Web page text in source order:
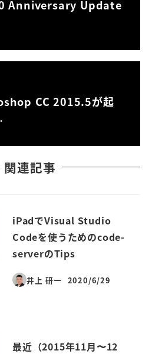
Anniversary Update
CC 2015.5が起
関連記事
iPadでVisual Studio
Codeを使うためのcode-
serverのTips
井上 研一
投稿日
2020/6/29
最近（2015年11月〜12